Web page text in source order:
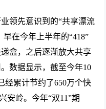
领先意识到的“共享漂流
在今年上半年的“418”
盒，之后逐渐放大共享
数据显示，截至今年10
经累计节约了650万个快
安岭。今年“双11”期